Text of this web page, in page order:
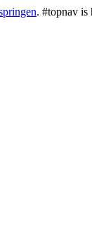
. #topnav is